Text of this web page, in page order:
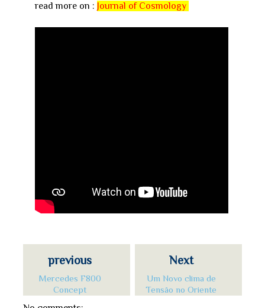
read more on : Journal of Cosmology
Next
Um Novo clima de
Tensão no Oriente
previous
Mercedes F800
Concept